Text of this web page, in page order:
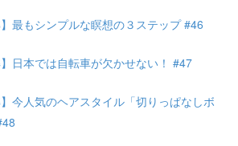
最もシンプルな瞑想の３ステップ #46
日本では自転車が欠かせない！ #47
今人気のヘアスタイル「切りっぱなしボ